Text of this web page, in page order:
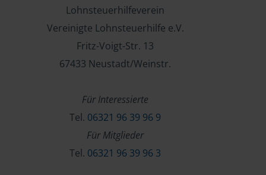
Lohnsteuerhilfeverein
Vereinigte Lohnsteuerhilfe e.V.
Fritz-Voigt-Str. 13
67433 Neustadt/Weinstr.
Für Interessierte
Tel. 06321 96 39 96 9
Für Mitglieder
Tel. 06321 96 39 96 3